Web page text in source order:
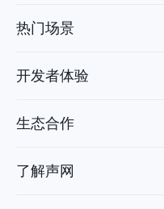
热门场景
开发者体验
生态合作
了解声网